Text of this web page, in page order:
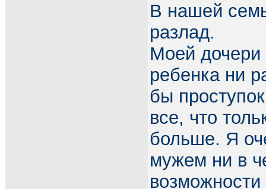
В нашей
разлад.
Моей дочери
ребенка ни
бы
все, что
больше. Я
мужем ни в